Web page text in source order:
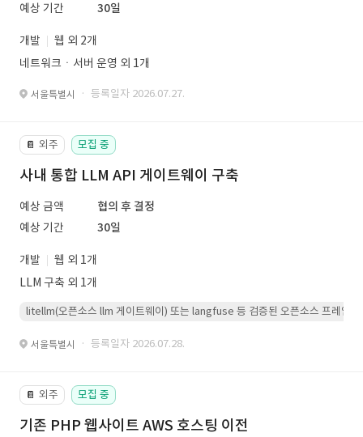
예상 기간
30일
개발
웹 외 2개
네트워크ㆍ서버 운영 외 1개
서울특별시 · 등록일자 2026.07.27.
📔 외주 모집 중
사내 통합 LLM API 게이트웨이 구축
예상 금액
협의 후 결정
예상 기간
30일
개발
웹 외 1개
LLM 구축 외 1개
litellm(오픈소스 llm 게이트웨이) 또는 langfuse 등 검증된 오픈소스 프레임워
서울특별시 · 등록일자 2026.07.28.
📔 외주 모집 중
기존 PHP 웹사이트 AWS 호스팅 이전